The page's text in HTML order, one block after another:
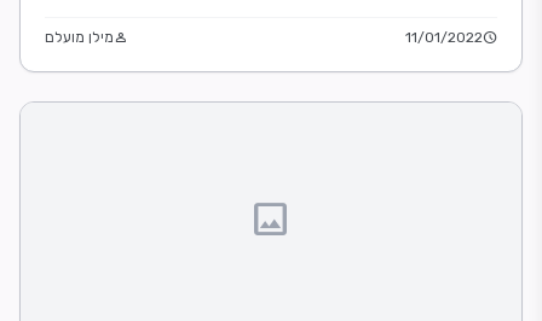
schedule
11/01/2022
personמילן מועלם
image